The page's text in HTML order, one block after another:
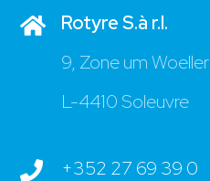
Rotyre S.à r.l.
9, Zone um Woeller
L-4410 Soleuvre
+352 27 69 39 0